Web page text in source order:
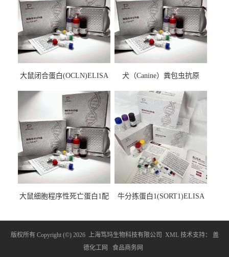
大鼠闭合蛋白(OCLN)ELISA
犬（Canine）粪包虫抗原
大鼠细胞程序性死亡蛋白1配
试剂盒
牛分拣蛋白1(SORT1)ELISA
版权所有 Copyright (©) 2026 上海笃玛生物科技有限公司 XML技术支持：
盖
德化工网
食品商务网